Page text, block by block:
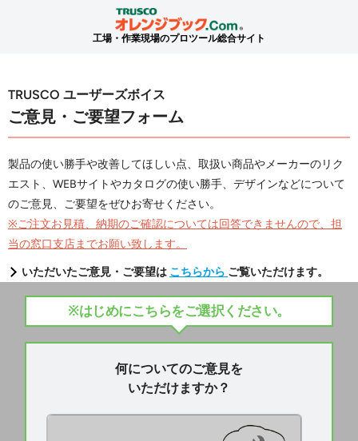
工場・作業現場のプロツール総合サイト
TRUSCO ユーザーズボイス
ご意見・ご要望フォーム
製品の使い勝手や改善してほしい点、取扱い商品やメーカーのリク
エスト、WEBサイトやカタログの使い勝手、デザインなどについて
のご意見、ご要望をぜひお寄せください。
※ご注文お見積、納期のご確認については回答できませんので、担
当の窓口支店までお願い致します。
いただいたご意見・ご要望は こちらから ご覧いただけます。
※はじめにこちらをご選択ください。
何についてのご意見を
いただけますか？